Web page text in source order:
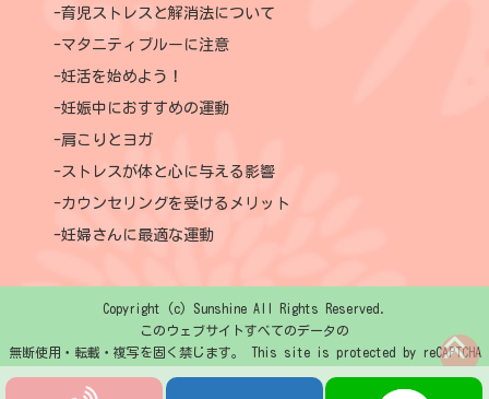
育児ストレスと解消法について
マタニティブルーに注意
妊活を始めよう！
妊娠中におすすめの運動
肩こりとヨガ
ストレスが体と心に与える影響
カウンセリングを受けるメリット
妊婦さんに最適な運動
Copyright (c) Sunshine All Rights Reserved.
このウェブサイトすべてのデータの
無断使用・転載・複写を固く禁じます。 This site is protected by reCAPTCHA